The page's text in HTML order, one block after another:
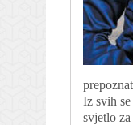
Iz svih
svjetlo